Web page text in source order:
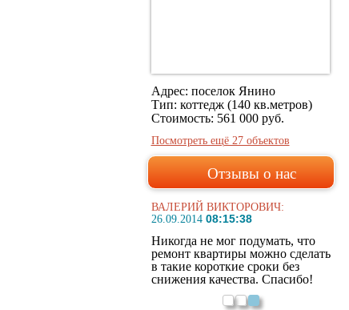
Адрес: поселок Янино
Тип: коттедж (140 кв.метров)
Стоимость: 561 000 руб.
Посмотреть ещё 27 объектов
Отзывы о нас
АЛЕКСАНДР ИВАНОВИЧ:
02.12.2014 18:37:16
Решил оставить свой отзыв,
очень понравилась слаженная
работа бригады, которая
выполняла у меня дома ремонт.
Обращался в эту компанию по
рекомендациям друзей. Спасибо